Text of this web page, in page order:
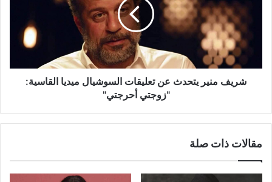
تعليقات
السوشيال
ميديا
القاسية:
"زوجتي
أحرجتي"شريف منير يتحدث عن تعليقات السوشيال ميديا القاسية:
"زوجتي أحرجتي"
مقالات ذات صلة